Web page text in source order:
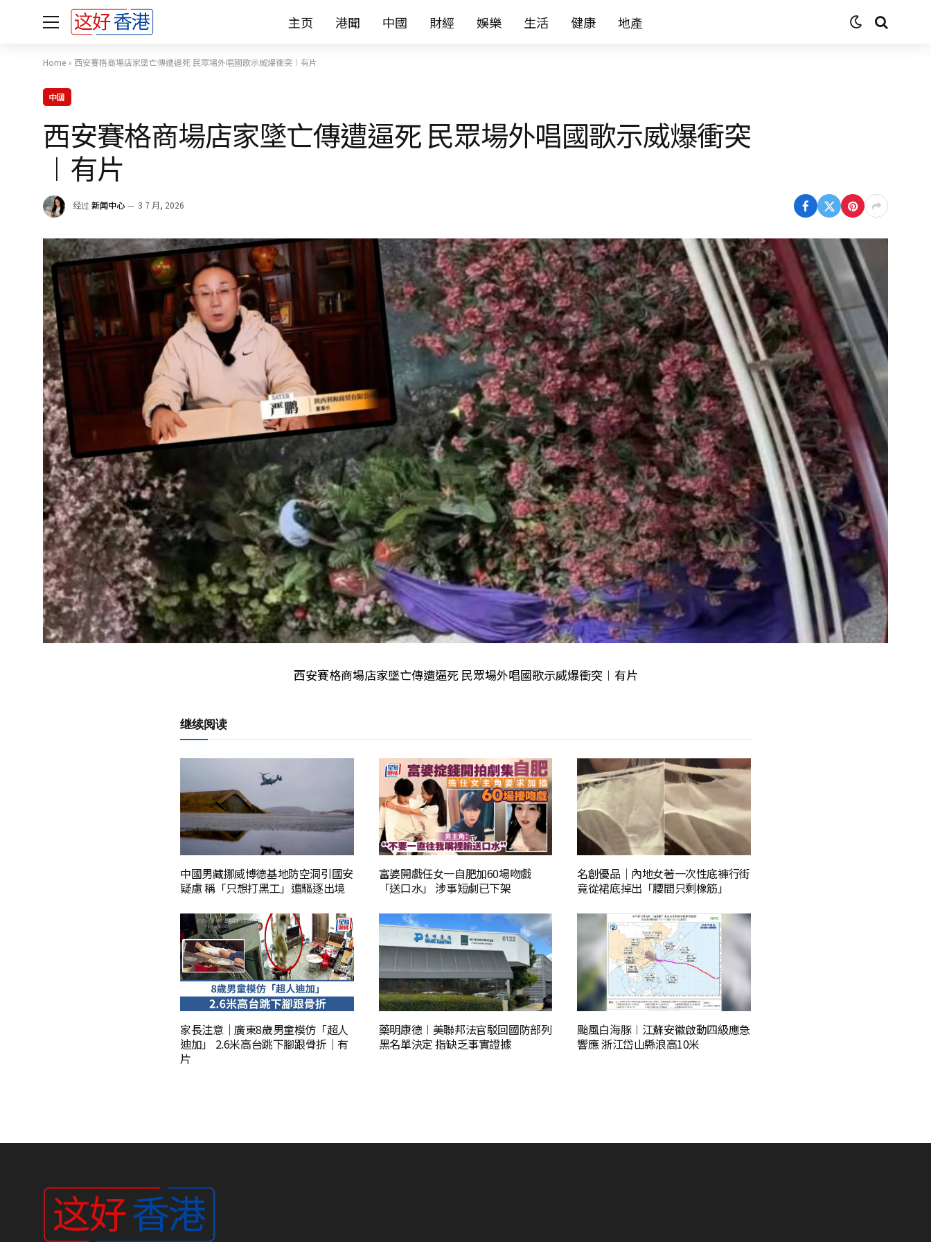
主页 港聞 中國 財經 娛樂 生活 健康 地產
Home » 西安賽格商場店家墜亡傳遭逼死 民眾場外唱國歌示威爆衝突︱有片
中國
西安賽格商場店家墜亡傳遭逼死 民眾場外唱國歌示威爆衝突
︱有片
经过 新闻中心 3 7 月, 2026
西安賽格商場店家墜亡傳遭逼死 民眾場外唱國歌示威爆衝突︱有片
继续阅读
中國男藏挪威博德基地防空洞引國安
疑慮 稱「只想打黑工」遭驅逐出境
富婆開戲任女一自肥加60場吻戲
「送口水」 涉事短劇已下架
名創優品｜內地女著一次性底褲行街
竟從裙底掉出「腰間只剩橡筋」
家長注意｜廣東8歲男童模仿「超人
迪加」 2.6米高台跳下腳跟骨折｜有
片
藥明康德︱美聯邦法官駁回國防部列
黑名單決定 指缺乏事實證據
颱風白海豚︱江蘇安徽啟動四級應急
響應 浙江岱山縣浪高10米